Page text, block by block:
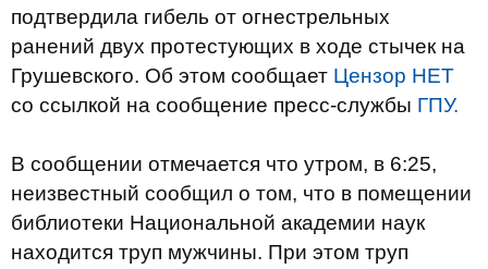
подтвердила гибель от огнестрельных
ранений двух протестующих в ходе стычек на
Грушевского. Об этом сообщает Цензор НЕТ
со ссылкой на сообщение пресс-службы ГПУ.
В сообщении отмечается что утром, в 6:25,
неизвестный сообщил о том, что в помещении
библиотеки Национальной академии наук
находится труп мужчины. При этом труп